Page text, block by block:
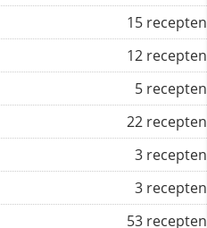
15 recepten
12 recepten
5 recepten
22 recepten
3 recepten
3 recepten
53 recepten